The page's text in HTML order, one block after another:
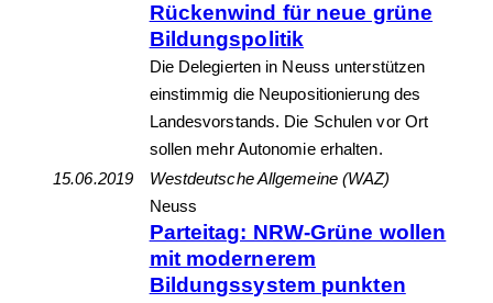
Rückenwind für neue grüne
Bildungspolitik
Die Delegierten in Neuss unterstützen
einstimmig die Neupositionierung des
Landesvorstands. Die Schulen vor Ort
sollen mehr Autonomie erhalten.
15.06.2019
Westdeutsche Allgemeine (WAZ)
Neuss
Parteitag: NRW-Grüne wollen
mit modernerem
Bildungssystem punkten